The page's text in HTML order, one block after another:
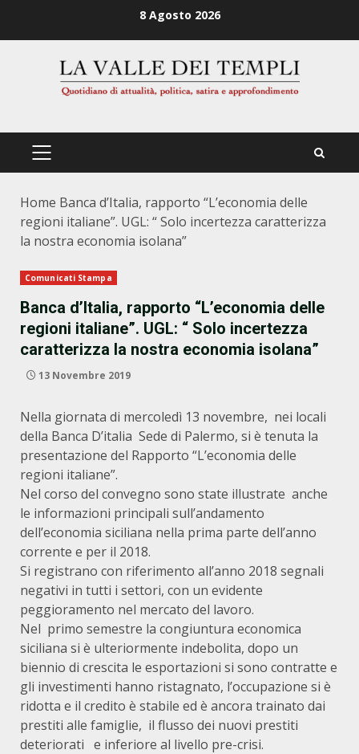
8 Agosto 2026
PRIMÄRES
Home Banca d’Italia, rapporto “L’economia delle
regioni italiane”. UGL: “ Solo incertezza caratterizza
la nostra economia isolana”
Comunicati Stampa
Banca d’Italia, rapporto “L’economia delle
regioni italiane”. UGL: “ Solo incertezza
caratterizza la nostra economia isolana”
13 Novembre 2019
Nella giornata di mercoledì 13 novembre, nei locali
della Banca D’italia Sede di Palermo, si è tenuta la
presentazione del Rapporto “L’economia delle
regioni italiane”.
Nel corso del convegno sono state illustrate anche
le informazioni principali sull’andamento
dell’economia siciliana nella prima parte dell’anno
corrente e per il 2018.
Si registrano con riferimento all’anno 2018 segnali
negativi in tutti i settori, con un evidente
peggioramento nel mercato del lavoro.
Nel primo semestre la congiuntura economica
siciliana si è ulteriormente indebolita, dopo un
biennio di crescita le esportazioni si sono contratte e
gli investimenti hanno ristagnato, l’occupazione si è
ridotta e il credito è stabile ed è ancora trainato dai
prestiti alle famiglie, il flusso dei nuovi prestiti
deteriorati e inferiore al livello pre-crisi.